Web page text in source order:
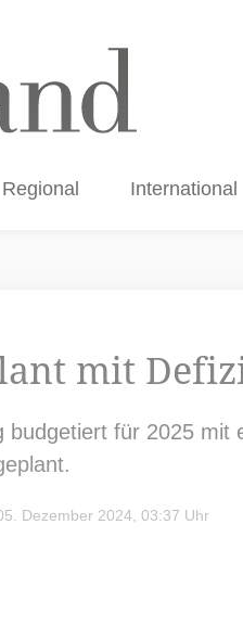
Regional International
mit
budgetiert für 2025
Dezember 2024, 03:37 Uhr